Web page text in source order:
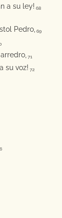
a su ley! 68
Pedro, 69
71
su voz! 72